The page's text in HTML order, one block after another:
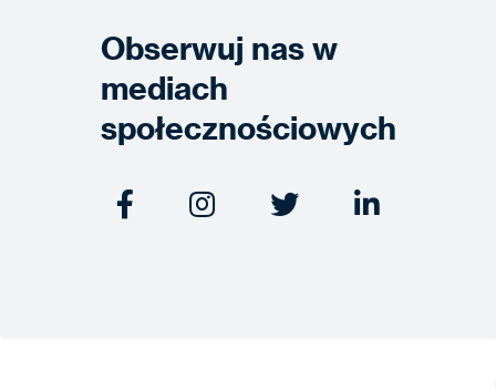
Obserwuj nas w
mediach
społecznościowych
   